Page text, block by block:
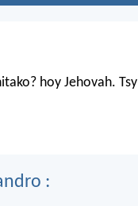
hoy Jehovah. Tsy
: